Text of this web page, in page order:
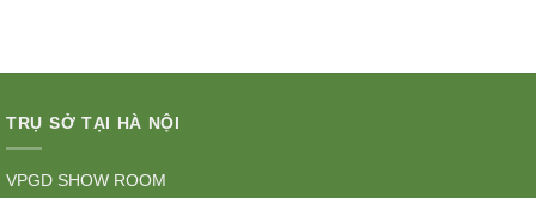
TRỤ SỞ TẠI HÀ NỘI
VPGD SHOW ROOM